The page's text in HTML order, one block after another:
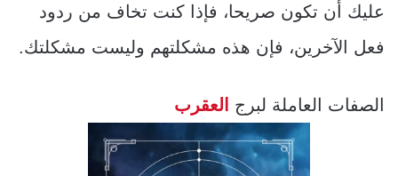
عليك أن تكون صريحا، فإذا كنت تخاف من ردود
فعل الآخرين، فإن هذه مشكلتهم وليست مشكلتك.
الصفات العاملة لبرج العقرب